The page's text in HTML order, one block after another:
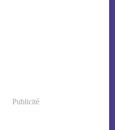
Publicité